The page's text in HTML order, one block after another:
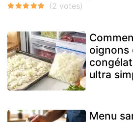
oignons
ultra
Menu